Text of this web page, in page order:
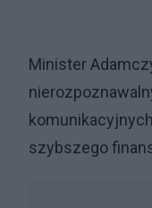
Minister
szybszego